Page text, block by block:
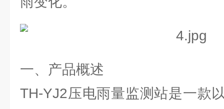
一、产品概述
TH-YJ2压电雨量监测站是一款